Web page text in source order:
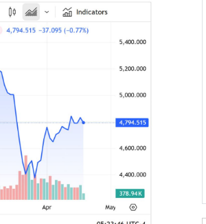
Thanh Hóa: Tìm bị
bán bình sữa
An Giang: Đối tượng
bán hàng giả tại Phú